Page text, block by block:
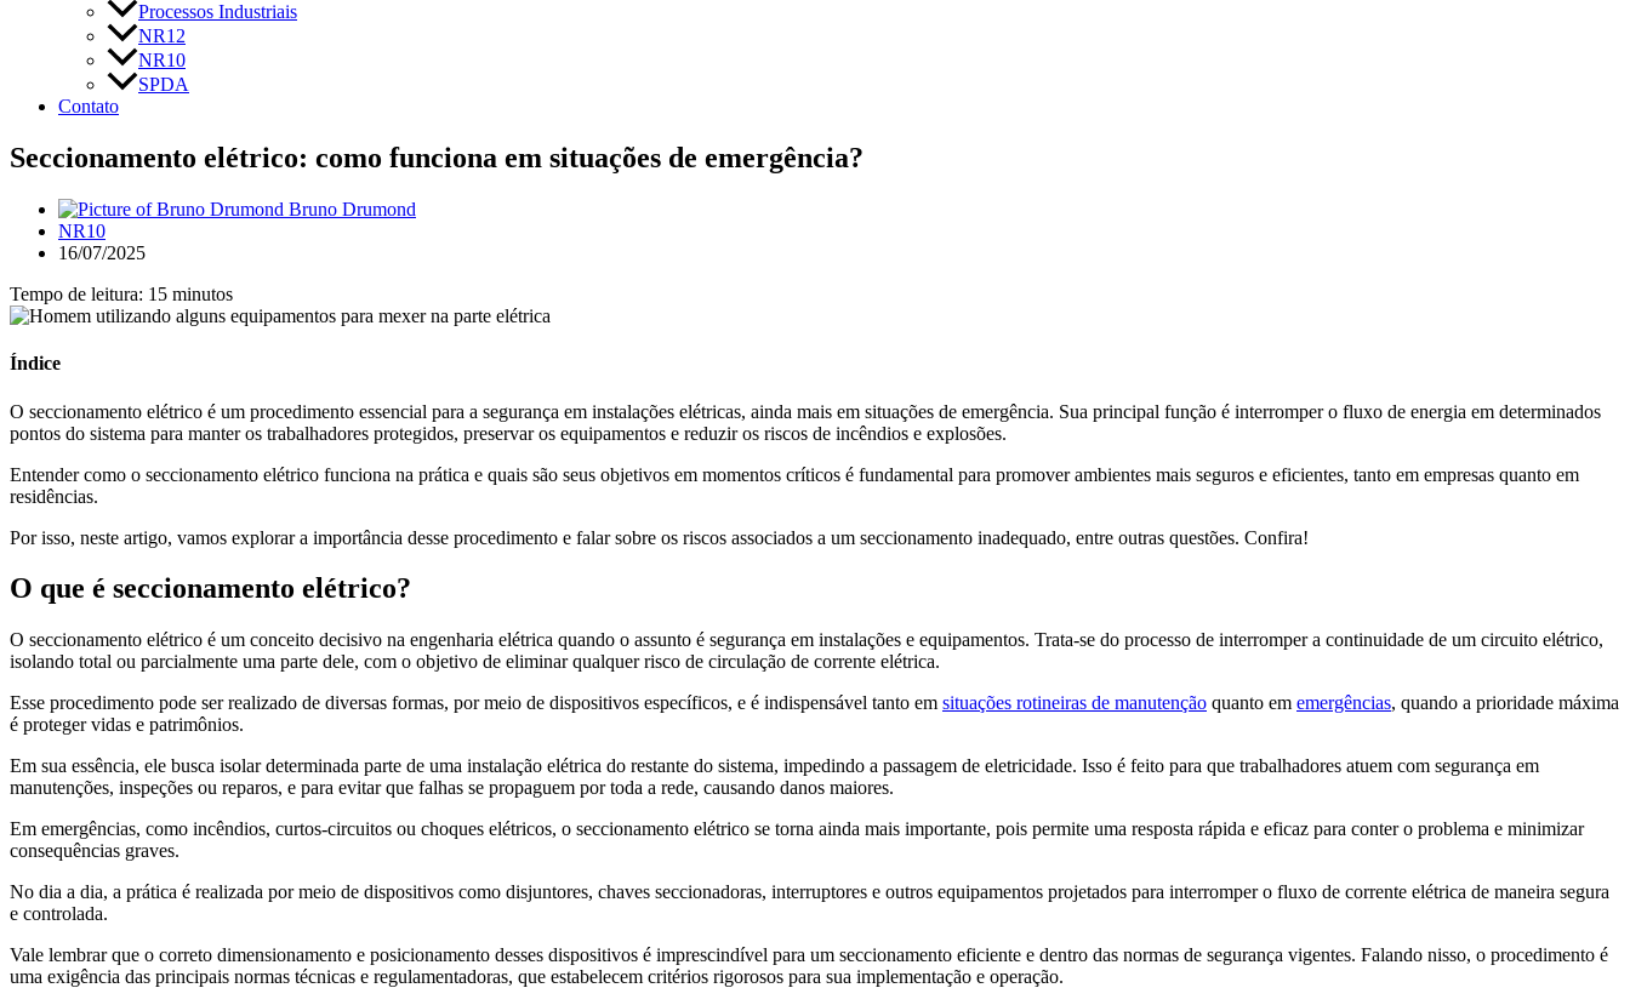
Processos Industriais
NR12
NR10
SPDA
Contato
Seccionamento elétrico: como funciona em situações de emergência?
Bruno Drumond
NR10
16/07/2025
Tempo de leitura: 15 minutos
Índice
O seccionamento elétrico é um procedimento essencial para a segurança em instalações elétricas, ainda mais em situações de emergência. Sua principal função é interromper o fluxo de energia em determinados
pontos do sistema para manter os trabalhadores protegidos, preservar os equipamentos e reduzir os riscos de incêndios e explosões.
Entender como o seccionamento elétrico funciona na prática e quais são seus objetivos em momentos críticos é fundamental para promover ambientes mais seguros e eficientes, tanto em empresas quanto em
residências.
Por isso, neste artigo, vamos explorar a importância desse procedimento e falar sobre os riscos associados a um seccionamento inadequado, entre outras questões. Confira!
O que é seccionamento elétrico?
O seccionamento elétrico é um conceito decisivo na engenharia elétrica quando o assunto é segurança em instalações e equipamentos. Trata-se do processo de interromper a continuidade de um circuito elétrico,
isolando total ou parcialmente uma parte dele, com o objetivo de eliminar qualquer risco de circulação de corrente elétrica.
Esse procedimento pode ser realizado de diversas formas, por meio de dispositivos específicos, e é indispensável tanto em situações rotineiras de manutenção quanto em emergências, quando a prioridade máxima
é proteger vidas e patrimônios.
Em sua essência, ele busca isolar determinada parte de uma instalação elétrica do restante do sistema, impedindo a passagem de eletricidade. Isso é feito para que trabalhadores atuem com segurança em
manutenções, inspeções ou reparos, e para evitar que falhas se propaguem por toda a rede, causando danos maiores.
Em emergências, como incêndios, curtos-circuitos ou choques elétricos, o seccionamento elétrico se torna ainda mais importante, pois permite uma resposta rápida e eficaz para conter o problema e minimizar
consequências graves.
No dia a dia, a prática é realizada por meio de dispositivos como disjuntores, chaves seccionadoras, interruptores e outros equipamentos projetados para interromper o fluxo de corrente elétrica de maneira segura
e controlada.
Vale lembrar que o correto dimensionamento e posicionamento desses dispositivos é imprescindível para um seccionamento eficiente e dentro das normas de segurança vigentes. Falando nisso, o procedimento é
uma exigência das principais normas técnicas e regulamentadoras, que estabelecem critérios rigorosos para sua implementação e operação.